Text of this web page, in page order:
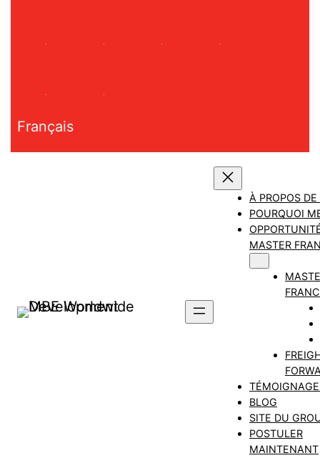
Français
À PROPOS
POURQUOI
MASTER
BLOG
SITE DU
POSTULER
MAINTENANT